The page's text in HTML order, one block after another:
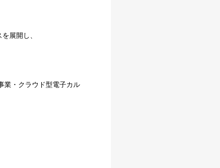
展開し、
業・クラウド型電子カル